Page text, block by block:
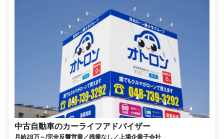
中古自動車のカーライフアドバイザー
月給28万～/完全反響営業／残業なし／上場企業子会社